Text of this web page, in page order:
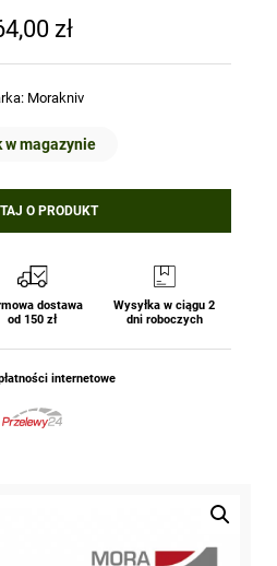
zł
Morakniv
w magazynie
O PRODUKT
dostawa
od 150 zł
Wysyłka w ciągu 2
dni roboczych
internetowe